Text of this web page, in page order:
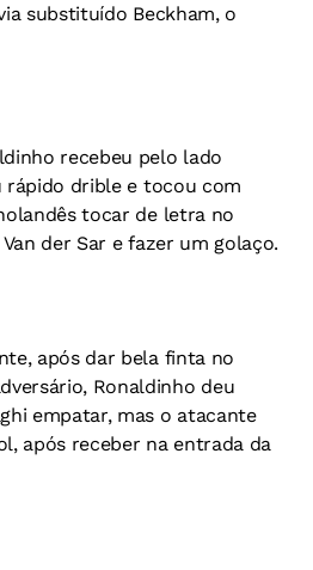
substituído Beckham, o
recebeu pelo lado
rápido drible e tocou com
tocar de letra no
der Sar e fazer um golaço.
após dar bela finta no
Ronaldinho deu
empatar, mas o atacante
após receber na entrada da